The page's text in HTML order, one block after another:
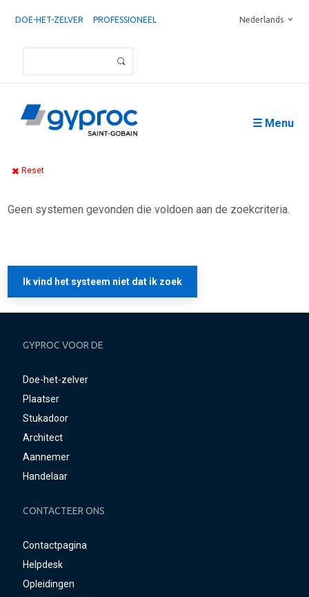
DOE-HET-ZELVER PROFESSIONEEL Nederlands
☰ Menu
Reset
Geen systemen gevonden die voldoen aan de zoekcriteria.
Ik vind het systeem niet dat ik zoek
GYPROC VOOR DE
Doe-het-zelver
Plaatser
Stukadoor
Architect
Aannemer
Handelaar
CONTACTEER ONS
Contactpagina
Helpdesk
Opleidingen